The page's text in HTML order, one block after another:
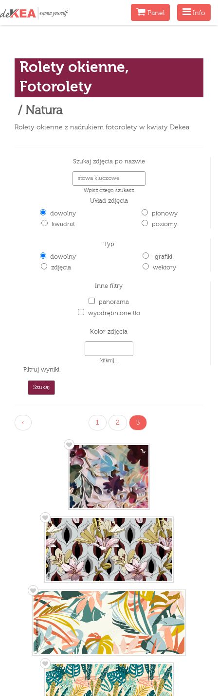
Menu
Info
MenuPanel
Rolety okienne,
Fotorolety
/ Natura
Rolety okienne z nadrukiem fotorolety w kwiaty Dekea
Szukaj zdjęcia po nazwie
Wpisz czego szukasz
Układ zdjęcia
dowolny
kwadrat
pionowy
poziomy
Typ
dowolny
zdjęcia
grafiki
wektory
Inne filtry
panorama
wyodrębnione tło
Kolor zdjęcia
kliknij...
Filtruj wyniki
‹ 1 2 3